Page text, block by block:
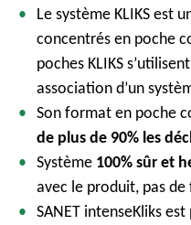
Le système KLIKS est
concentrés en poche
poches KLIKS
association d’un
Son format en poche
de plus de 90% les
Système 100% sûr et
avec le produit, pas de
SANET intenseKliks